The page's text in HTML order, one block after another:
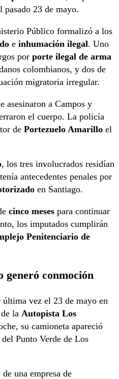
pasado 23 de mayo.
Público formalizó a los
e inhumación ilegal. Uno
por porte ilegal de arma
colombianos, y dos de
migratoria irregular.
asesinaron a Campos y
el cuerpo. La policía
de Portezuelo Amarillo el
, los tres involucrados residían
antecedentes penales por
en Santiago.
cinco meses para continuar
los imputados cumplirán
Penitenciario de
generó conmoción
vez el 23 de mayo en
la Autopista Los
su camioneta apareció
Punto Verde de Los
una empresa de